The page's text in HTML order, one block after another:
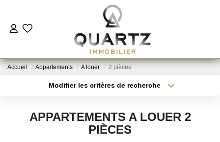
ESTIMER
Accueil Appartements A louer 2 pièces
Modifier les critères de recherche
Type de bien
Surface min
APPARTEMENTS A LOUER 2
PIÈCES